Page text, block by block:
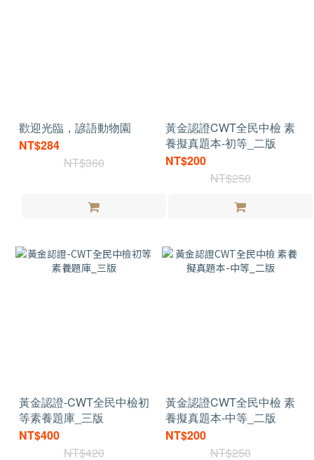
歡迎光臨，諺語動物園
NT$284
NT$360
黃金認證CWT全民中檢 素
養擬真題本-初等_二版
NT$200
NT$250
黃金認證-CWT全民中檢初
等素養題庫_三版
NT$400
NT$420
黃金認證CWT全民中檢 素
養擬真題本-中等_二版
NT$200
NT$250